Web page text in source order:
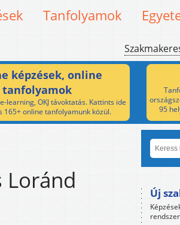
Tanfolyamok
képzések, online
tanfolyamok
learning, OKJ távoktatás. Kattints ide
165+ online tanfolyamunk közül.
95
Loránd
Új